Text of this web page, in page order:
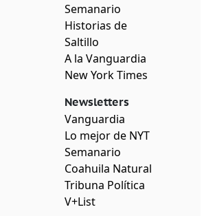
Semanario
Historias de
Saltillo
A la Vanguardia
New York Times
Newsletters
Vanguardia
Lo mejor de NYT
Semanario
Coahuila Natural
Tribuna Política
V+List